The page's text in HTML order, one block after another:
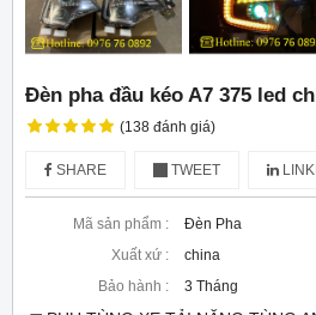
Đèn pha đầu kéo A7 375 led
(138 đánh giá)
SHARE TWEET
Mã sản phẩm :
Đèn Pha
Xuất xứ :
china
Bảo hành :
3 Tháng